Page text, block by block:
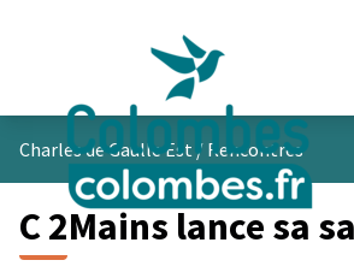
Charles de Gaulle Est/ Rencontres
C 2Mains lance sa